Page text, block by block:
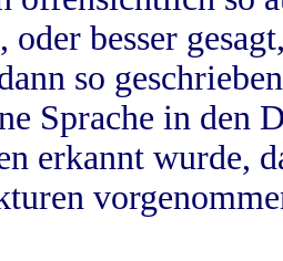
oder besser
so
Sprache in
erkannt wurde,